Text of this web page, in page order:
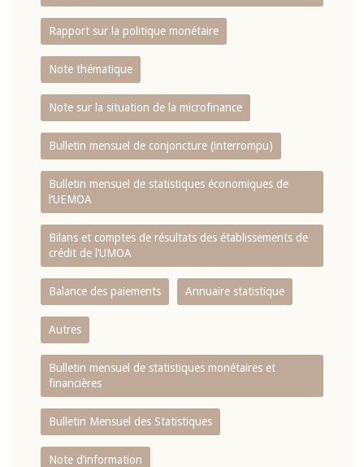
Rapport sur la politique monétaire
Note thématique
Note sur la situation de la microfinance
Bulletin mensuel de conjoncture (interrompu)
Bulletin mensuel de statistiques économiques de
l‘UEMOA
Bilans et comptes de résultats des établissements de
crédit de l‘UMOA
Balance des paiements Annuaire statistique
Autres
Bulletin mensuel de statistiques monétaires et
financières
Bulletin Mensuel des Statistiques
Note d’information